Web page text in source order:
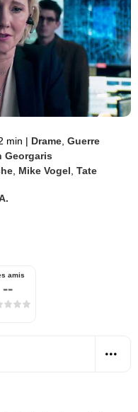
min | Drame ,Guerre
Georgaris
Mike Vogel ,Tate
amis
--